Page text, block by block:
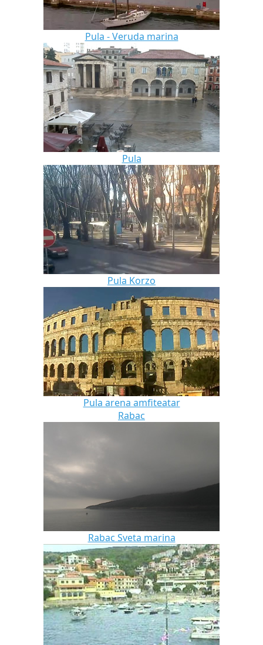
Pula - Veruda marina
Pula
Pula Korzo
Pula arena amfiteatar
Rabac
Rabac Sveta marina